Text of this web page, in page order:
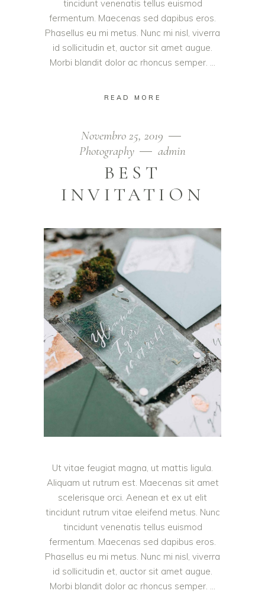
tincidunt venenatis tellus euismod
fermentum. Maecenas sed dapibus eros.
Phasellus eu mi metus. Nunc mi nisl, viverra
id sollicitudin et, auctor sit amet augue.
Morbi blandit dolor ac rhoncus semper.
READ MORE
Novembro 25, 2019
Photography
admin
BEST
INVITATION
Ut vitae feugiat magna, ut mattis ligula.
Aliquam ut rutrum est. Maecenas sit amet
scelerisque orci. Aenean et ex ut elit
tincidunt rutrum vitae eleifend metus. Nunc
tincidunt venenatis tellus euismod
fermentum. Maecenas sed dapibus eros.
Phasellus eu mi metus. Nunc mi nisl, viverra
id sollicitudin et, auctor sit amet augue.
Morbi blandit dolor ac rhoncus semper.